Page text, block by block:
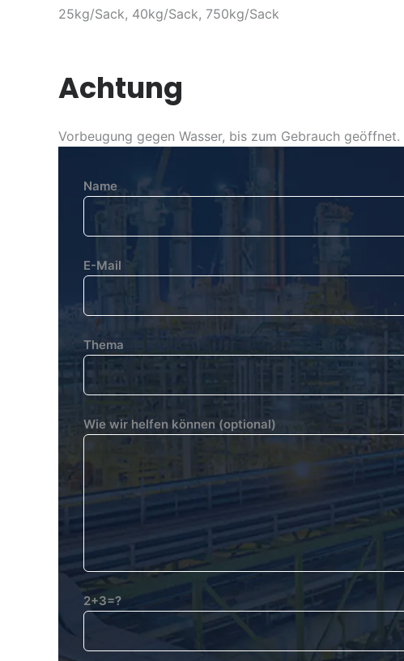
25kg/Sack, 40kg/Sack, 750kg/Sack
Achtung
Vorbeugung gegen Wasser, bis zum Gebrauch geöffnet.
Name
E-Mail
Thema
Wie wir helfen können (optional)
2+3=?